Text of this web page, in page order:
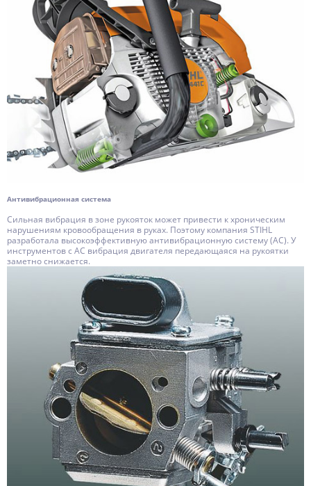
Антивибрационная система
Сильная вибрация в зоне рукояток может привести к хроническим
нарушениям кровообращения в руках. Поэтому компания STIHL
разработала высокоэффективную антивибрационную систему (АС). У
инструментов с АС вибрация двигателя передающаяся на рукоятки
заметно снижается.